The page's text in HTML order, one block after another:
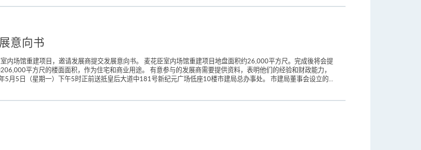
意向书
内场馆重建项目，邀请发展商提交发展意向书。 麦花臣室内场馆重建项目地盘面积约26,000平方尺。完成後将会提
平方尺的楼面面积，作为住宅和商业用途。 有意参与的发展商需要提供资料，表明他们的经验和财政能力，
月5日（星期一）下午5时正前送抵皇后大道中181号新纪元广场低座10楼市建局总办事处。 市建局董事会设立的...